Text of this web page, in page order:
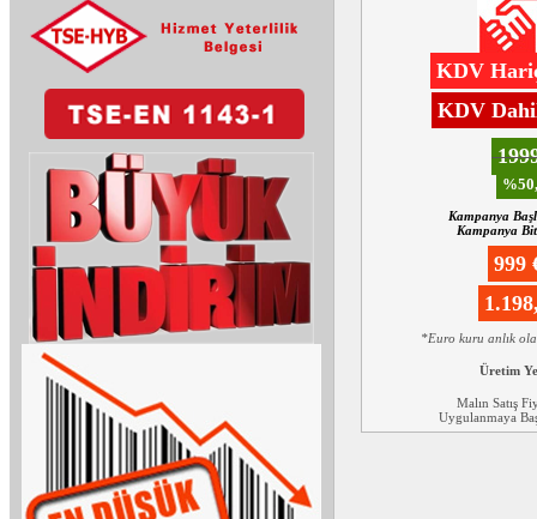
KDV
KDV
Kampanya
Kampanya
999
*Euro kuru anlık
Üretim
Malın Satış
Uygulanmaya